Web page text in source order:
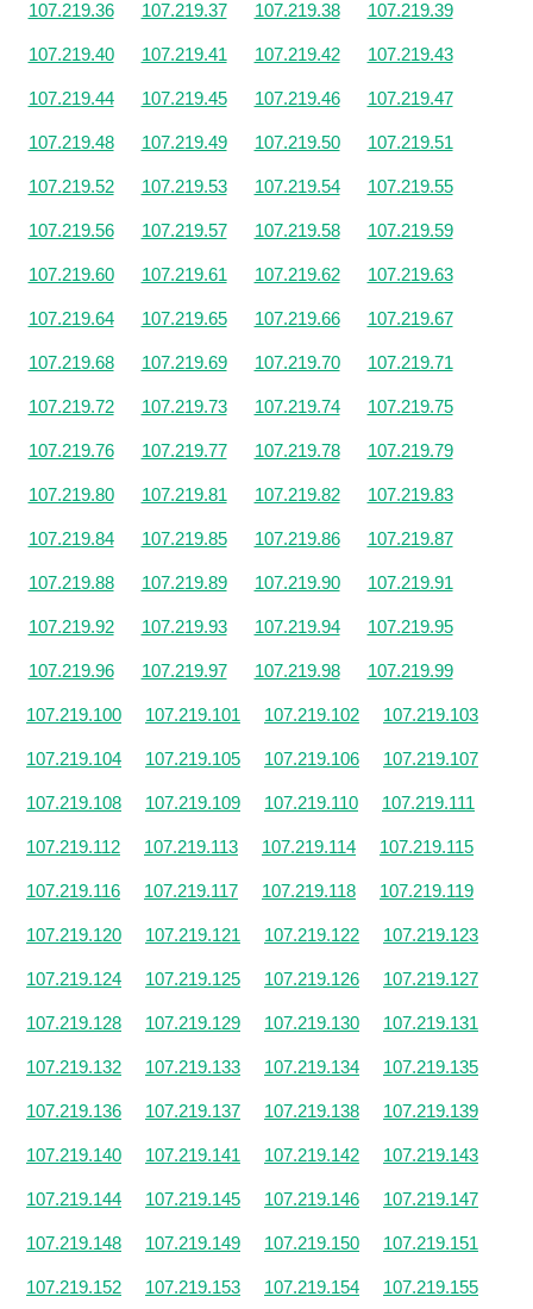
107.219.36 107.219.37 107.219.38 107.219.39
107.219.40 107.219.41 107.219.42 107.219.43
107.219.44 107.219.45 107.219.46 107.219.47
107.219.48 107.219.49 107.219.50 107.219.51
107.219.52 107.219.53 107.219.54 107.219.55
107.219.56 107.219.57 107.219.58 107.219.59
107.219.60 107.219.61 107.219.62 107.219.63
107.219.64 107.219.65 107.219.66 107.219.67
107.219.68 107.219.69 107.219.70 107.219.71
107.219.72 107.219.73 107.219.74 107.219.75
107.219.76 107.219.77 107.219.78 107.219.79
107.219.80 107.219.81 107.219.82 107.219.83
107.219.84 107.219.85 107.219.86 107.219.87
107.219.88 107.219.89 107.219.90 107.219.91
107.219.92 107.219.93 107.219.94 107.219.95
107.219.96 107.219.97 107.219.98 107.219.99
107.219.100 107.219.101 107.219.102 107.219.103
107.219.104 107.219.105 107.219.106 107.219.107
107.219.108 107.219.109 107.219.110 107.219.111
107.219.112 107.219.113 107.219.114 107.219.115
107.219.116 107.219.117 107.219.118 107.219.119
107.219.120 107.219.121 107.219.122 107.219.123
107.219.124 107.219.125 107.219.126 107.219.127
107.219.128 107.219.129 107.219.130 107.219.131
107.219.132 107.219.133 107.219.134 107.219.135
107.219.136 107.219.137 107.219.138 107.219.139
107.219.140 107.219.141 107.219.142 107.219.143
107.219.144 107.219.145 107.219.146 107.219.147
107.219.148 107.219.149 107.219.150 107.219.151
107.219.152 107.219.153 107.219.154 107.219.155